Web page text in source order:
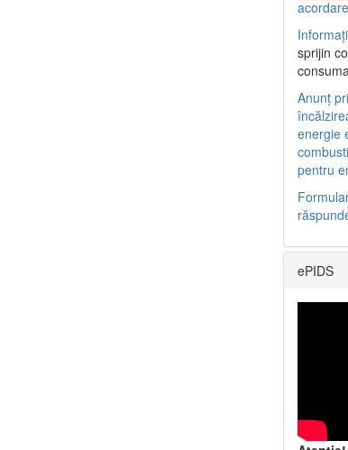
sprijin
Anunț
energie
pentru
ePIDS